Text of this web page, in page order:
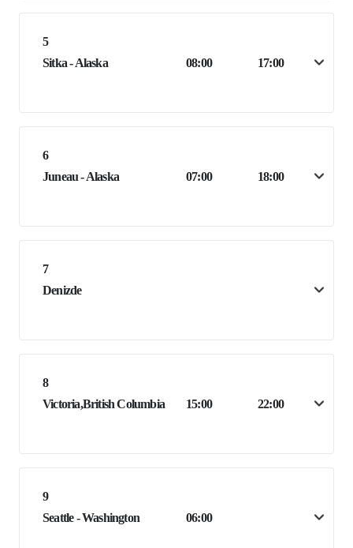
5
Sitka - Alaska
08:00 17:00
6
Juneau - Alaska
07:00 18:00
7
Denizde
8
Victoria,British Columbia
15:00 22:00
9
Seattle - Washington
06:00